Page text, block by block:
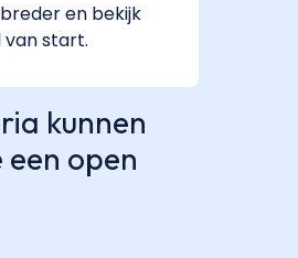
en bekijk
van start.
kunnen
open